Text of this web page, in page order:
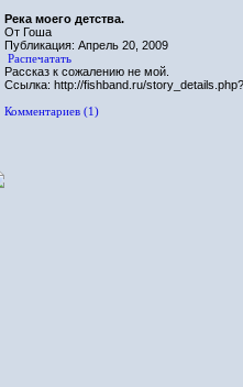
Река моего детства.
От Гоша
Публикация: Апрель 20, 2009
Распечатать
Рассказ к сожалению не мой.
Ссылка: http://fishband.ru/
Комментариев (1)